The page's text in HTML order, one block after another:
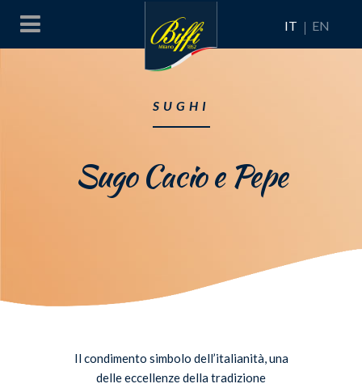
IT EN
SUGHI
Sugo Cacio e Pepe
Il condimento simbolo dell’italianità, una
delle eccellenze della tradizione